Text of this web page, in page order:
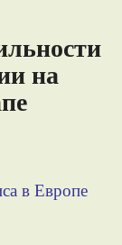
на
в Европе